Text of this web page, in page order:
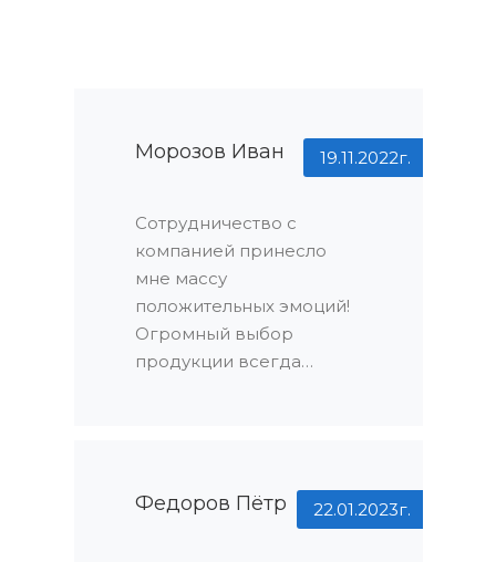
Морозов Иван 19.11.2022г.
Сотрудничество с
компанией принесло
мне массу
положительных эмоций!
Огромный выбор
продукции всегда
компании действительно
ценят своих клиентов.
Федоров Пётр 22.01.2023г.